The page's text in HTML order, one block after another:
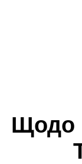
Щодо